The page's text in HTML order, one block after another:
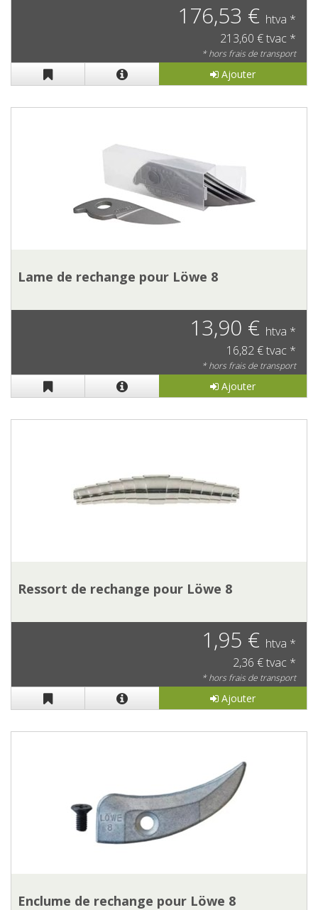
176,53 € htva *
213,60 € tvac *
* hors frais de transport
Ajouter
Lame de rechange pour Löwe 8
13,90 € htva *
16,82 € tvac *
* hors frais de transport
Ajouter
Ressort de rechange pour Löwe 8
1,95 € htva *
2,36 € tvac *
* hors frais de transport
Ajouter
Enclume de rechange pour Löwe 8